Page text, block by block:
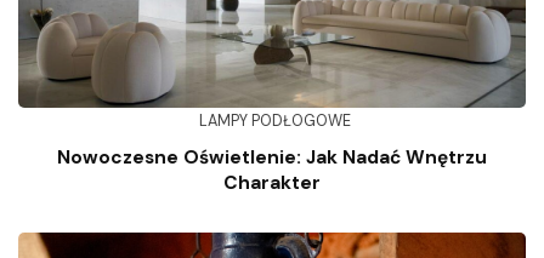
LAMPY PODŁOGOWE
Nowoczesne Oświetlenie: Jak Nadać Wnętrzu
Charakter